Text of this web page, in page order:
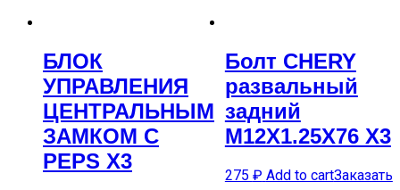
БЛОК
УПРАВЛЕНИЯ
ЦЕНТРАЛЬНЫМ
ЗАМКОМ С
PEPS X3
Болт CHERY
развальный
задний
M12X1.25X76 X3
275 ₽ Add to cartЗаказать